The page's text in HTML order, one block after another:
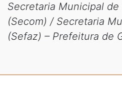
Secretaria Municipal
(Secom) / Secretaria
(Sefaz) – Prefeitura de